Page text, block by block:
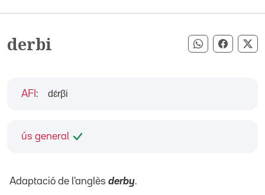
derbi Compartir
ús general
AFI : dɛ́rβi
Adaptació de l'anglès derby.